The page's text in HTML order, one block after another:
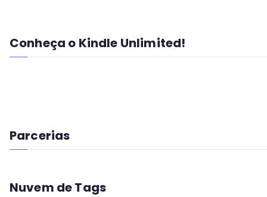
Conheça o Kindle Unlimited!
Parcerias
Nuvem de Tags